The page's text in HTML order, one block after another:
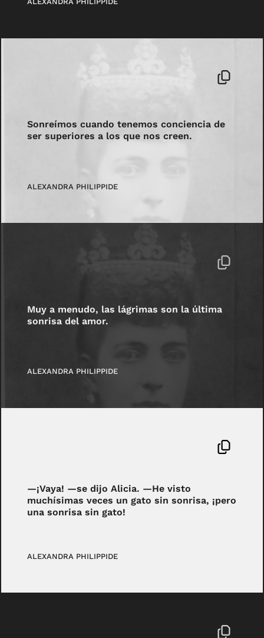
Sonreímos cuando tenemos conciencia de
ser superiores a los que nos creen.
ALEXANDRA PHILIPPIDE
Muy a menudo, las lágrimas son la última
sonrisa del amor.
ALEXANDRA PHILIPPIDE
—¡Vaya! —se dijo Alicia. —He visto
muchísimas veces un gato sin sonrisa, ¡pero
una sonrisa sin gato!
ALEXANDRA PHILIPPIDE